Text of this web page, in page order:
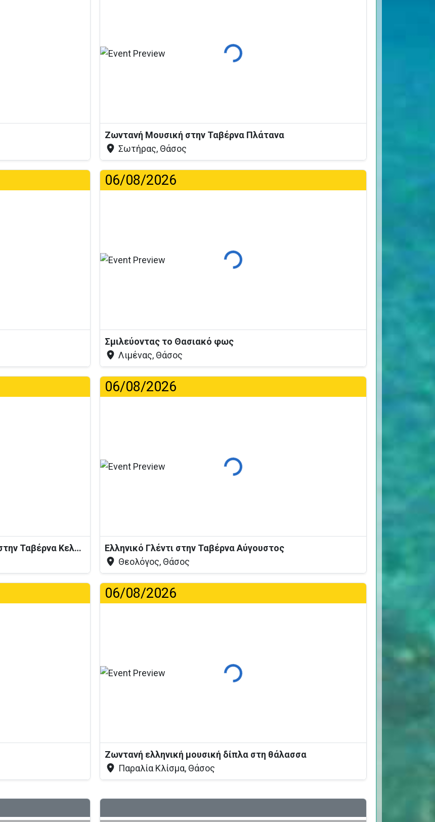
Φόρτωση...
Ζωντανή Μουσική στην Ταβέρνα Πλάτανα
Σωτήρας, Θάσος
06/08/2026
Φόρτωση...
Σμιλεύοντας το Θασιακό φως
Λιμένας, Θάσος
Βραδιά Ζωντανής Ελληνικής Μουσικής στην Ταβέρνα Κελάρι
06/08/2026
Φόρτωση...
Ελληνικό Γλέντι στην Ταβέρνα Αύγουστος
Θεολόγος, Θάσος
06/08/2026
Φόρτωση...
Ζωντανή ελληνική μουσική δίπλα στη θάλασσα
Παραλία Κλίσμα, Θάσος